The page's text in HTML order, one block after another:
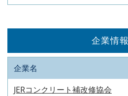
企業情報
企業名
JERコンクリート補改修協会